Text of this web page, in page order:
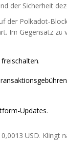
der Sicherheit
der Polkadot-
. Im Gegensatz zu
Updates.
USD. Klingt